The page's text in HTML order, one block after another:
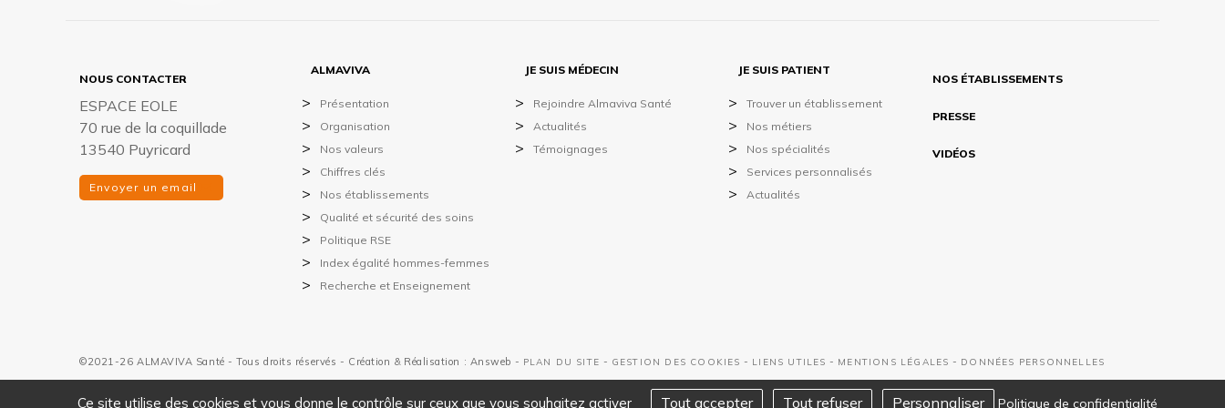
NOUS CONTACTER
ESPACE EOLE
70 rue de la coquillade
13540 Puyricard
Envoyer un email
ALMAVIVA
Présentation
Organisation
Nos valeurs
Chiffres clés
Nos établissements
Qualité et sécurité des soins
Politique RSE
Index égalité hommes-femmes
Recherche et Enseignement
JE SUIS MÉDECIN
Rejoindre Almaviva Santé
Actualités
Témoignages
JE SUIS PATIENT
Trouver un établissement
Nos métiers
Nos spécialités
Services personnalisés
Actualités
NOS ÉTABLISSEMENTS
PRESSE
VIDÉOS
©2021-26 ALMAVIVA Santé - Tous droits réservés - Création & Réalisation : Answeb - PLAN DU SITE - GESTION DES COOKIES - LIENS UTILES - MENTIONS LÉGALES - DONNÉES PERSONNELLES
Ce site utilise des cookies et vous donne le contrôle sur ceux que vous souhaitez activer Tout accepter Tout refuser Personnaliser Politique de confidentialité